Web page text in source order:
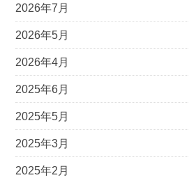
2026年7月
2026年5月
2026年4月
2025年6月
2025年5月
2025年3月
2025年2月